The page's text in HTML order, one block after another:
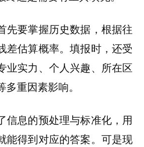
先要掌握历史数据，根据往
差估算概率。填报时，还受
业实力、个人兴趣、所在区
重因素影响。
信息的预处理与标准化，用
能得到对应的答案。可是现